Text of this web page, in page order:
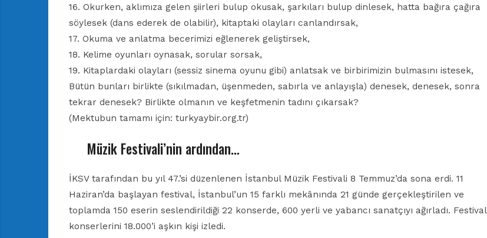
16. Okurken, aklımıza gelen şiirleri bulup okusak, şarkıları bulup dinlesek, hatta bağıra çağıra
söylesek (dans ederek de olabilir), kitaptaki olayları canlandırsak,
17. Okuma ve anlatma becerimizi eğlenerek geliştirsek,
18. Kelime oyunları oynasak, sorular sorsak,
19. Kitaplardaki olayları (sessiz sinema oyunu gibi) anlatsak ve birbirimizin bulmasını istesek,
Bütün bunları birlikte (sıkılmadan, üşenmeden, sabırla ve anlayışla) denesek, denesek, sonra
tekrar denesek? Birlikte olmanın ve keşfetmenin tadını çıkarsak?
(Mektubun tamamı için: turkyaybir.org.tr)
Müzik Festivali’nin ardından…
İKSV tarafından bu yıl 47.’si düzenlenen İstanbul Müzik Festivali 8 Temmuz’da sona erdi. 11
Haziran’da başlayan festival, İstanbul’un 15 farklı mekânında 21 günde gerçekleştirilen ve
toplamda 150 eserin seslendirildiği 22 konserde, 600 yerli ve yabancı sanatçıyı ağırladı. Festival
konserlerini 18.000’i aşkın kişi izledi.